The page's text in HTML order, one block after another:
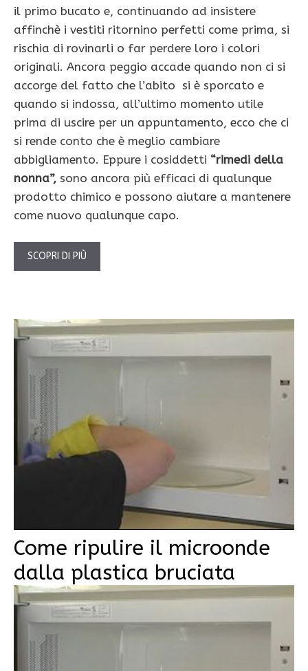
il primo bucato e, continuando ad insistere
affinchè i vestiti ritornino perfetti come prima, si
rischia di rovinarli o far perdere loro i colori
originali. Ancora peggio accade quando non ci si
accorge del fatto che l’abito si è sporcato e
quando si indossa, all’ultimo momento utile
prima di uscire per un appuntamento, ecco che ci
si rende conto che è meglio cambiare
abbigliamento. Eppure i cosiddetti “rimedi della
nonna”, sono ancora più efficaci di qualunque
prodotto chimico e possono aiutare a mantenere
come nuovo qualunque capo.
SCOPRI DI PIÙ
Come ripulire il microonde
dalla plastica bruciata